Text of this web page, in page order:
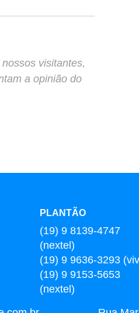
visitantes,
a opinião do
PLANTÃO
(19) 9 8139-4747
(nextel)
(19) 9 9636-3293
(19) 9 9153-5653
(nextel)